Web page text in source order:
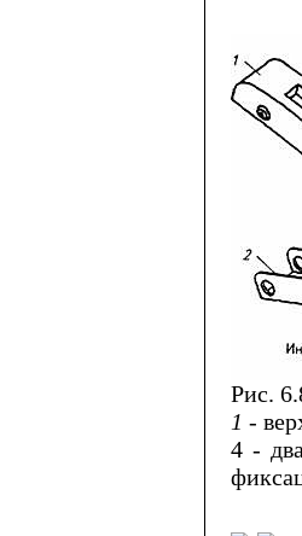
Рис.
1 -
4 -